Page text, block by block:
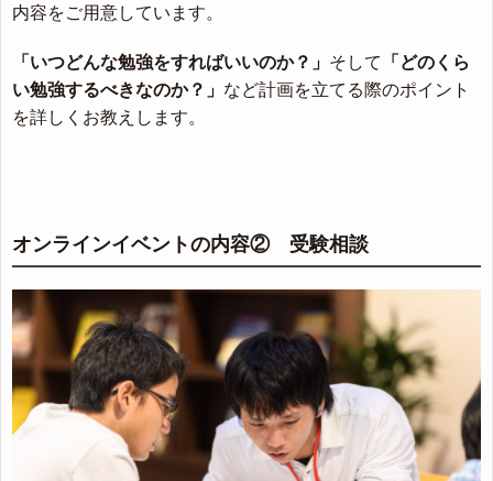
内容をご用意しています。
「いつどんな勉強をすればいいのか？」 そして
「どのくら
い勉強するべきなのか？」 など計画を立てる際のポイント
を詳しくお教えします。
オンラインイベントの内容② 受験相談